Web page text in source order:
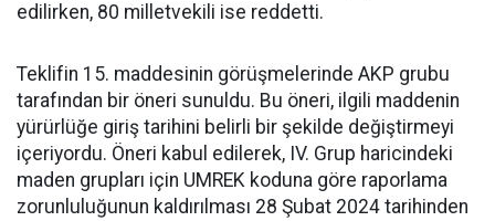
edilirken, 80 milletvekili ise reddetti.
Teklifin 15. maddesinin görüşmelerinde AKP grubu
tarafından bir öneri sunuldu. Bu öneri, ilgili maddenin
yürürlüğe giriş tarihini belirli bir şekilde değiştirmeyi
içeriyordu. Öneri kabul edilerek, IV. Grup haricindeki
maden grupları için UMREK koduna göre raporlama
zorunluluğunun kaldırılması 28 Şubat 2024 tarihinden